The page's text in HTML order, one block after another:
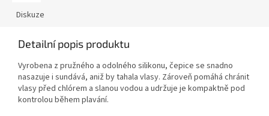
Diskuze
Detailní popis produktu
Vyrobena z pružného a odolného silikonu, čepice se snadno
nasazuje i sundává, aniž by tahala vlasy. Zároveň pomáhá chránit
vlasy před chlórem a slanou vodou a udržuje je kompaktně pod
kontrolou během plavání.